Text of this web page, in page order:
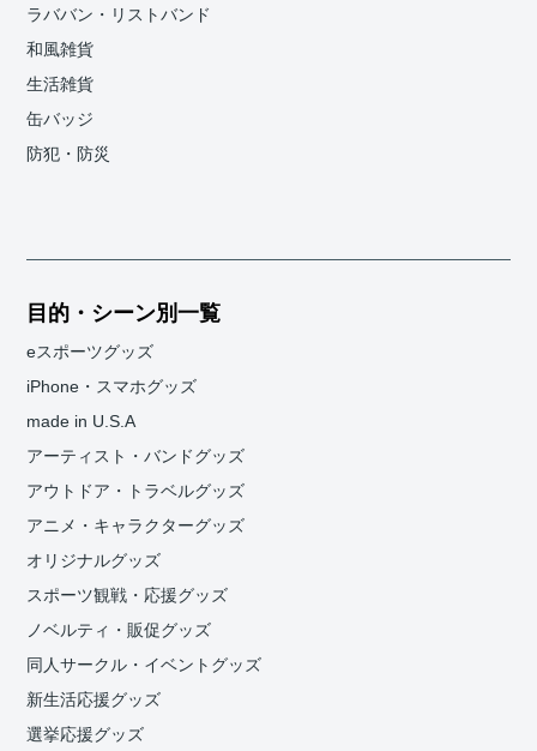
ラババン・リストバンド
和風雑貨
生活雑貨
缶バッジ
防犯・防災
目的・シーン別一覧
eスポーツグッズ
iPhone・スマホグッズ
made in U.S.A
アーティスト・バンドグッズ
アウトドア・トラベルグッズ
アニメ・キャラクターグッズ
オリジナルグッズ
スポーツ観戦・応援グッズ
ノベルティ・販促グッズ
同人サークル・イベントグッズ
新生活応援グッズ
選挙応援グッズ